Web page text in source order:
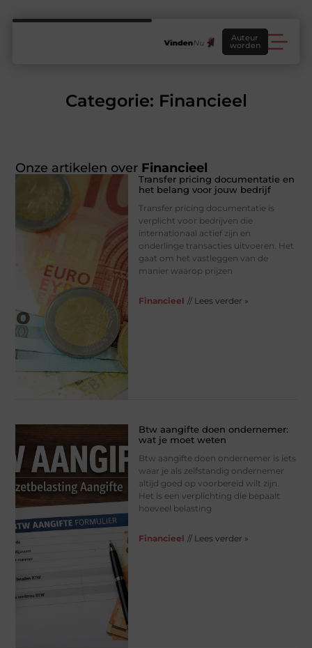
Auteur
worden
Categorie: Financieel
Onze artikelen over Financieel
Transfer pricing documentatie en
het belang voor jouw bedrijf
Transfer pricing documentatie is
verplicht voor bedrijven die
internationaal actief zijn en
onderlinge transacties uitvoeren. Het
gaat om het vastleggen van de
manier waarop prijzen
Financieel // Lees verder »
Btw aangifte doen ondernemer:
wat je moet weten
Btw aangifte doen ondernemer is iets
waar je als zelfstandig ondernemer
altijd goed op voorbereid wilt zijn.
Het is een verplichting die bepaalt
hoeveel belasting
Financieel // Lees verder »